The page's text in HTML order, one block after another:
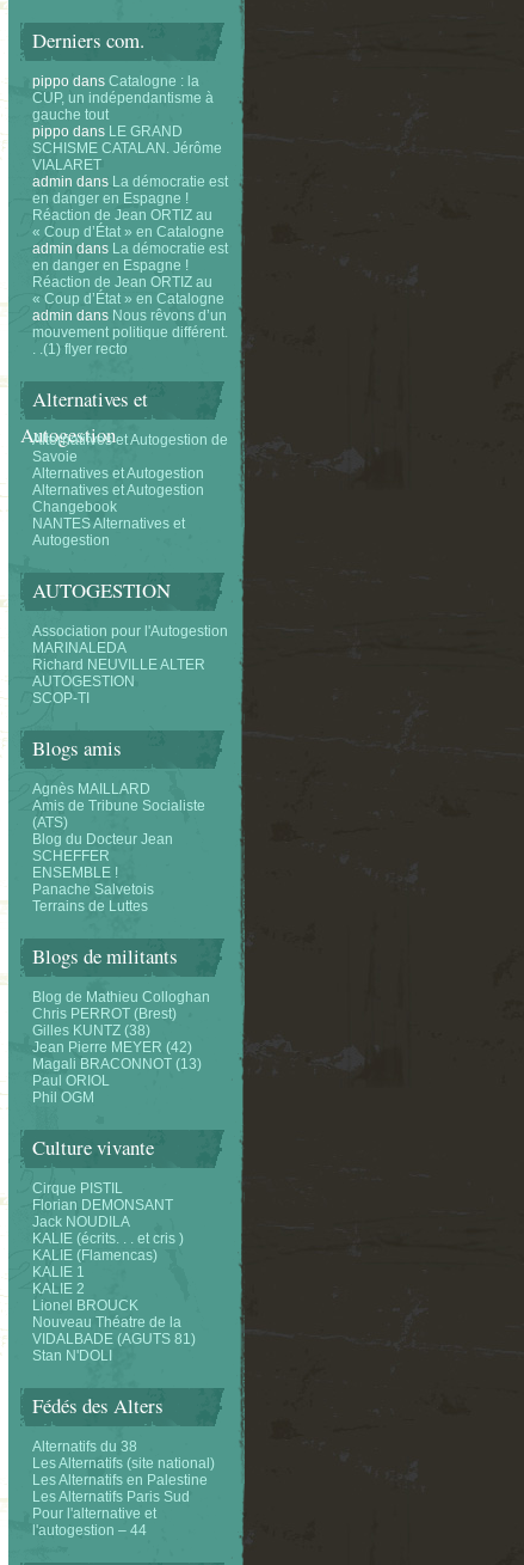
Derniers com.
pippo dans Catalogne : la
CUP, un indépendantisme à
gauche tout
pippo dans LE GRAND
SCHISME CATALAN. Jérôme
VIALARET
admin dans La démocratie est
en danger en Espagne !
Réaction de Jean ORTIZ au
« Coup d’État » en Catalogne
admin dans La démocratie est
en danger en Espagne !
Réaction de Jean ORTIZ au
« Coup d’État » en Catalogne
admin dans Nous rêvons d’un
mouvement politique différent.
. .(1) flyer recto
Alternatives et
Autogestion
Alternatifves et Autogestion de
Savoie
Alternatives et Autogestion
Alternatives et Autogestion
Changebook
NANTES Alternatives et
Autogestion
AUTOGESTION
Association pour l'Autogestion
MARINALEDA
Richard NEUVILLE ALTER
AUTOGESTION
SCOP-TI
Blogs amis
Agnès MAILLARD
Amis de Tribune Socialiste
(ATS)
Blog du Docteur Jean
SCHEFFER
ENSEMBLE !
Panache Salvetois
Terrains de Luttes
Blogs de militants
Blog de Mathieu Colloghan
Chris PERROT (Brest)
Gilles KUNTZ (38)
Jean Pierre MEYER (42)
Magali BRACONNOT (13)
Paul ORIOL
Phil OGM
Culture vivante
Cirque PISTIL
Florian DEMONSANT
Jack NOUDILA
KALIE (écrits. . . et cris )
KALIE (Flamencas)
KALIE 1
KALIE 2
Lionel BROUCK
Nouveau Théatre de la
VIDALBADE (AGUTS 81)
Stan N'DOLI
Fédés des Alters
Alternatifs du 38
Les Alternatifs (site national)
Les Alternatifs en Palestine
Les Alternatifs Paris Sud
Pour l'alternative et
l'autogestion – 44